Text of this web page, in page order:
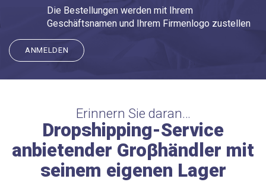
Die Bestellungen werden mit Ihrem
Geschäftsnamen und Ihrem Firmenlogo zustellen
ANMELDEN
Erinnern Sie daran…
Dropshipping-Service
anbietender Groβhändler mit
seinem eigenen Lager